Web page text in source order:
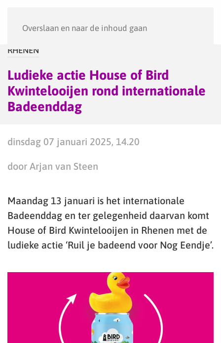
Overslaan en naar de inhoud gaan
RHENEN
Ludieke actie House of Bird
Kwintelooijen rond internationale
Badeenddag
dinsdag 07 januari 2025, 14.20
door Arjan van Steen
Maandag 13 januari is het internationale
Badeenddag en ter gelegenheid daarvan komt
House of Bird Kwintelooijen in Rhenen met de
ludieke actie ‘Ruil je badeend voor Nog Eendje’.